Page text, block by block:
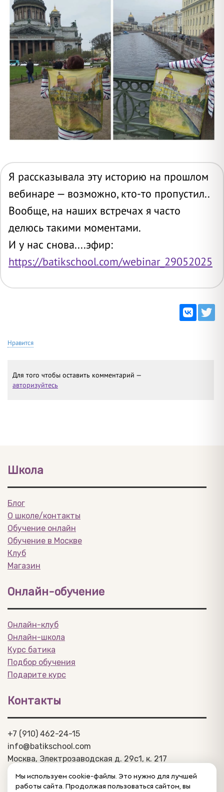
Я рассказывала эту историю на прошлом
вебинаре — возможно, кто-то пропустил..
Вообще, на наших встречах я часто
делюсь такими моментами.
И у нас снова....эфир:
https://batikschool.com/webinar_29052025
Нравится
Для того чтобы оставить комментарий —
авторизуйтесь
Школа
Блог
О школе/контакты
Обучение онлайн
Обучение в Москве
Клуб
Магазин
Онлайн-обучение
Онлайн-клуб
Онлайн-школа
Курс батика
Подбор обучения
Подарите курс
Контакты
+7 (910) 462-24-15
info@batikschool.com
Москва, Электрозаводская д. 29c1, к. 217
Политика конфиденциальности
Договор-оферта
Мы используем cookie-файлы. Это нужно для лучшей
работы сайта. Продолжая пользоваться сайтом, вы